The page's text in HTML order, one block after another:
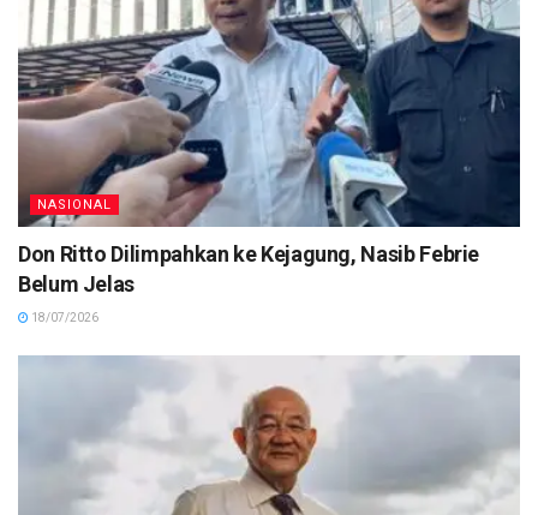
NASIONAL
Don Ritto Dilimpahkan ke Kejagung, Nasib Febrie
Belum Jelas
18/07/2026